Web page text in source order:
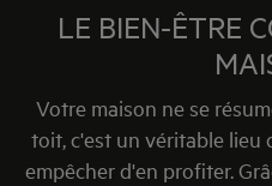
LE BIEN-ÊTRE
Votre maison ne se
toit, c'est un véritable lieu
empêcher d'en profiter.